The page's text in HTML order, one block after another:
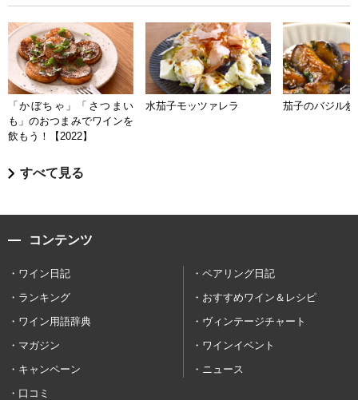
「かぼちゃ」「さつまい
も」のおつまみでワインを
飲もう！【2022】
水茄子モッツァレラ 茄子のバジル炒
すべて見る
コンテンツ
ワイン日記
ペアリング日記
ランキング
おすすめワイン＆レシピ
ワイン用語辞典
ヴィンテージチャート
マガジン
ワインイベント
キャンペーン
ニュース
口コミ